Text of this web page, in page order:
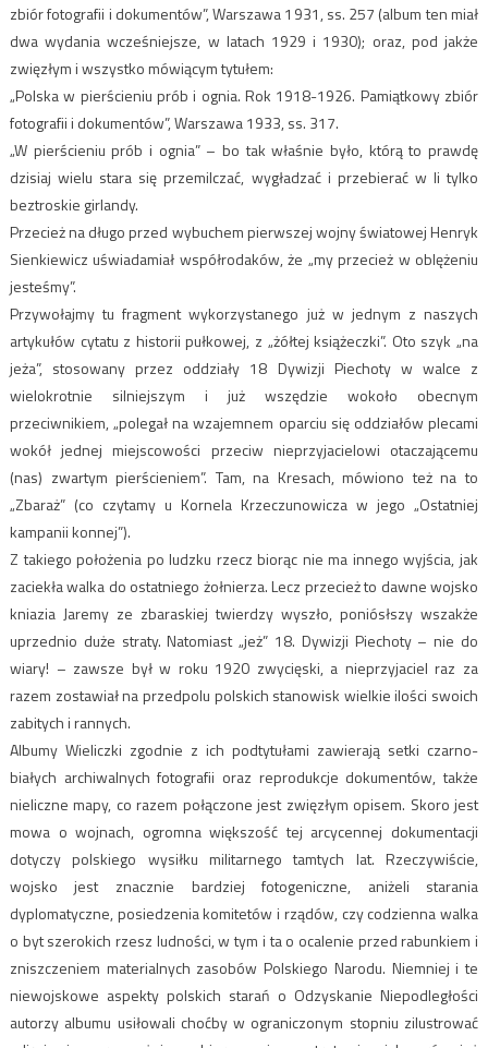
zbiór fotografii i dokumentów”, Warszawa 1931, ss. 257 (album ten miał
dwa wydania wcześniejsze, w latach 1929 i 1930); oraz, pod jakże
zwięzłym i wszystko mówiącym tytułem:
„Polska w pierścieniu prób i ognia. Rok 1918-1926. Pamiątkowy zbiór
fotografii i dokumentów”, Warszawa 1933, ss. 317.
„W pierścieniu prób i ognia” – bo tak właśnie było, którą to prawdę
dzisiaj wielu stara się przemilczać, wygładzać i przebierać w li tylko
beztroskie girlandy.
Przecież na długo przed wybuchem pierwszej wojny światowej Henryk
Sienkiewicz uświadamiał współrodaków, że „my przecież w oblężeniu
jesteśmy”.
Przywołajmy tu fragment wykorzystanego już w jednym z naszych
artykułów cytatu z historii pułkowej, z „żółtej książeczki”. Oto szyk „na
jeża”, stosowany przez oddziały 18 Dywizji Piechoty w walce z
wielokrotnie silniejszym i już wszędzie wokoło obecnym
przeciwnikiem, „polegał na wzajemnem oparciu się oddziałów plecami
wokół jednej miejscowości przeciw nieprzyjacielowi otaczającemu
(nas) zwartym pierścieniem”. Tam, na Kresach, mówiono też na to
„Zbaraż” (co czytamy u Kornela Krzeczunowicza w jego „Ostatniej
kampanii konnej”).
Z takiego położenia po ludzku rzecz biorąc nie ma innego wyjścia, jak
zaciekła walka do ostatniego żołnierza. Lecz przecież to dawne wojsko
kniazia Jaremy ze zbaraskiej twierdzy wyszło, poniósłszy wszakże
uprzednio duże straty. Natomiast „jeż” 18. Dywizji Piechoty – nie do
wiary! – zawsze był w roku 1920 zwycięski, a nieprzyjaciel raz za
razem zostawiał na przedpolu polskich stanowisk wielkie ilości swoich
zabitych i rannych.
Albumy Wieliczki zgodnie z ich podtytułami zawierają setki czarno-
białych archiwalnych fotografii oraz reprodukcje dokumentów, także
nieliczne mapy, co razem połączone jest zwięzłym opisem. Skoro jest
mowa o wojnach, ogromna większość tej arcycennej dokumentacji
dotyczy polskiego wysiłku militarnego tamtych lat. Rzeczywiście,
wojsko jest znacznie bardziej fotogeniczne, aniżeli starania
dyplomatyczne, posiedzenia komitetów i rządów, czy codzienna walka
o byt szerokich rzesz ludności, w tym i ta o ocalenie przed rabunkiem i
zniszczeniem materialnych zasobów Polskiego Narodu. Niemniej i te
niewojskowe aspekty polskich starań o Odzyskanie Niepodległości
autorzy albumu usiłowali choćby w ograniczonym stopniu zilustrować